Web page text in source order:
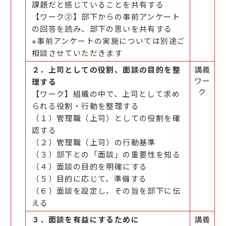
課題だと感じていることを共有する
【ワーク②】部下からの事前アンケート
の回答を読み、部下の思いを共有する
※事前アンケートの実施については別途ご
相談させていただきます
２．上司としての役割、面談の目的を整
理する
【ワーク】組織の中で、上司として求め
られる役割・行動を整理する
（１）管理職（上司）としての役割を確
認する
（２）管理職（上司）の行動基準
（３）部下との「面談」の重要性を知る
（４）面談の目的を明確にする
（５）目的に応じて、準備する
（６）面談を設定し、その旨を部下に伝
える
講義
ワー
ク
３．面談を有益にするために
講義